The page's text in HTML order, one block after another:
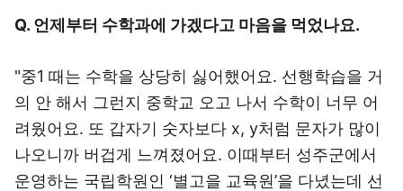
Q. 언제부터 수학과에 가겠다고 마음을 먹었나요.
"중1 때는 수학을 상당히 싫어했어요. 선행학습을 거
의 안 해서 그런지 중학교 오고 나서 수학이 너무 어
려웠어요. 또 갑자기 숫자보다 x, y처럼 문자가 많이
나오니까 버겁게 느껴졌어요. 이때부터 성주군에서
운영하는 국립학원인 ‘별고을 교육원’을 다녔는데 선